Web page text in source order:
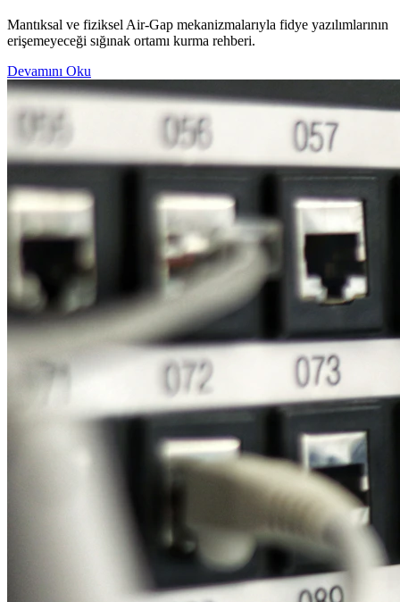
Mantıksal ve fiziksel Air-Gap mekanizmalarıyla fidye yazılımlarının
erişemeyeceği sığınak ortamı kurma rehberi.
Devamını Oku